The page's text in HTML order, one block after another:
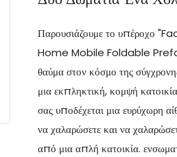
Παρουσιάζουμε το
Home Mobile Foldable
θαύμα στον κόσμο της
μια εκπληκτική, κομψή
σας υποδέχεται μια ευρύχωρη
να χαλαρώσετε και να
από μια απλή κατοικία.